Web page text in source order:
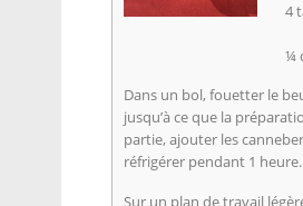
4
¼
Dans un bol, fouetter le
jusqu’à ce que la
partie, ajouter les
réfrigérer pendant 1 heure.
Sur un plan de travail